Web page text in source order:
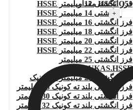
فرز انگشتی 12 میلیمتر HSSE
فرز انگشتی 14 میلیمتر HSSE
فرز انگشتی 16 میلیمتر HSSE
فرز انگشتی 18 میلیمتر HSSE
فرز انگشتی 20 میلیمتر HSSE
فرز انگشتی 22 میلیمتر HSSE
فرز انگشتی 25 میلیمتر
LUKAS.HSSE
فرز انگشتی 27 میلیمتر ته کونیک
فرز انگشتی بلند ته کونیک 28 میلیمتر
فرز انگشتی بلند ته کونیک 30 میلیمتر
فرز انگشتی بلند ته کونیک 32 میلیمتر